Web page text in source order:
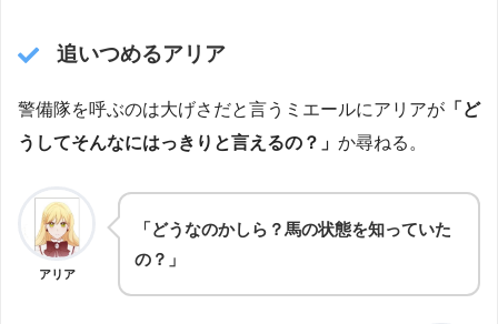
追いつめるアリア
警備隊を呼ぶのは大げさだと言うミエールにアリアが 「ど
うしてそんなにはっきりと言えるの？」 か尋ねる。
アリア
「どうなのかしら？馬の状態を知っていた
の？」